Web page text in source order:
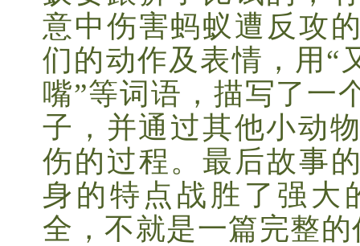
意中伤害蚂蚁遭反攻
们的动作及表情，用“
嘴”等词语，描写了一
子，并通过其他小动
伤的过程。最后故事
身的特点战胜了强大
全，不就是一篇完整